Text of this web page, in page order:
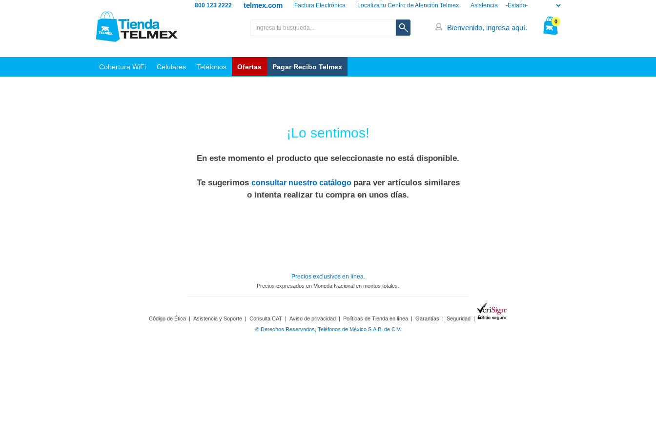
Asistencia
Localiza tu Centro de Atención Telmex
Factura Electrónica
telmex.com
800 123 2222
0
Bienvenido, ingresa aquí.
Cobertura WiFi Celulares Teléfonos Ofertas Pagar Recibo Telmex
¡Lo sentimos!
En este momento el producto que seleccionaste no está disponible.
Te sugerimos consultar nuestro catálogo para ver artículos similares
o intenta realizar tu compra en unos días.
Precios exclusivos en línea.
Precios expresados en Moneda Nacional en montos totales.
Código de Ética | Asistencia y Soporte | Consulta CAT | Aviso de privacidad | Políticas de Tienda en línea | Garantías | Seguridad |
© Derechos Reservados, Teléfonos de México S.A.B. de C.V.